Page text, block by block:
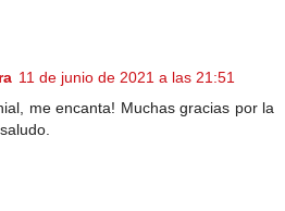
11 de junio de 2021 a las 21:51
me encanta! Muchas gracias por la